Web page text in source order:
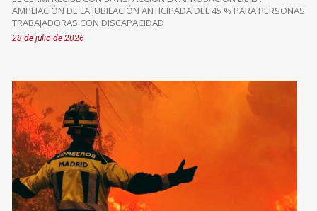
AMPLIACIÓN DE LA JUBILACIÓN ANTICIPADA DEL 45 % PARA PERSONAS
TRABAJADORAS CON DISCAPACIDAD
28 de julio de 2026